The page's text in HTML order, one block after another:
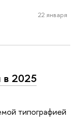
22 января
в 2025
типографией